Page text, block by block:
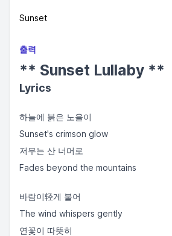
Sunset
출력
** Sunset Lullaby **
Lyrics
하늘에 붉은 노을이
Sunset's crimson glow
저무는 산 너머로
Fades beyond the mountains
바람이轻게 불어
The wind whispers gently
연꽃이 따뜻히